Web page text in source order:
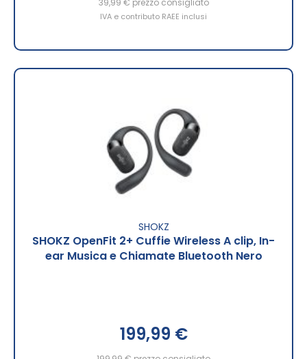
39,99 € prezzo consigliato
IVA e contributo RAEE inclusi
SHOKZ
SHOKZ OpenFit 2+ Cuffie Wireless A clip, In-
ear Musica e Chiamate Bluetooth Nero
199,99 €